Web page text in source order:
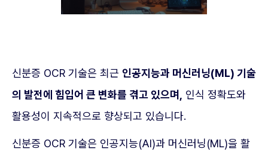
신분증 OCR 기술은 최근 인공지능과 머신러닝(ML) 기술
의 발전에 힘입어 큰 변화를 겪고 있으며, 인식 정확도와
활용성이 지속적으로 향상되고 있습니다.
신분증 OCR 기술은 인공지능(AI)과 머신러닝(ML)을 활